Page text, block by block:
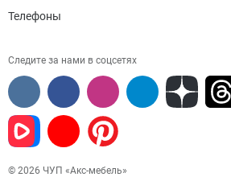
Телефоны
Следите за нами в соцсетях
© 2026 ЧУП «Акс-мебель»